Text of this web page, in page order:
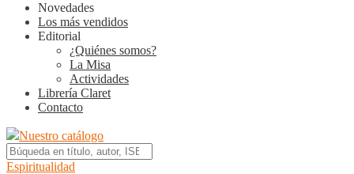
Novedades
Los más vendidos
Editorial
¿Quiénes somos?
La Misa
Actividades
Librería Claret
Contacto
Nuestro catálogo
Espiritualidad